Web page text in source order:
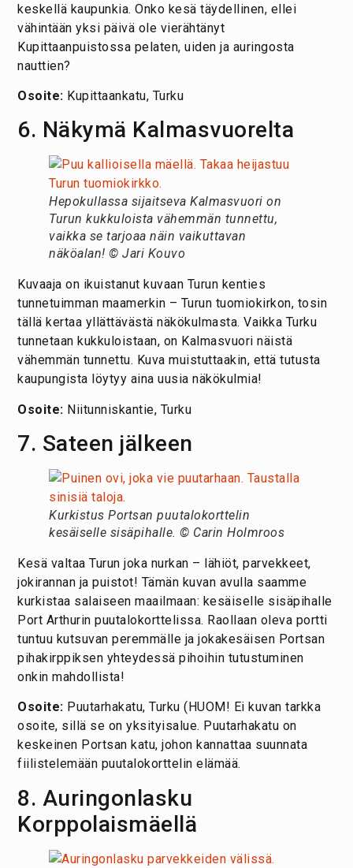
keskellä kaupunkia. Onko kesä täydellinen, ellei
vähintään yksi päivä ole vierähtänyt
Kupittaanpuistossa pelaten, uiden ja auringosta
nauttien?
Osoite: Kupittaankatu, Turku
6. Näkymä Kalmasvuorelta
Hepokullassa sijaitseva Kalmasvuori on
Turun kukkuloista vähemmän tunnettu,
vaikka se tarjoaa näin vaikuttavan
näköalan! © Jari Kouvo
Kuvaaja on ikuistanut kuvaan Turun kenties
tunnetuimman maamerkin – Turun tuomiokirkon, tosin
tällä kertaa yllättävästä näkökulmasta. Vaikka Turku
tunnetaan kukkuloistaan, on Kalmasvuori näistä
vähemmän tunnettu. Kuva muistuttaakin, että tutusta
kaupungista löytyy aina uusia näkökulmia!
Osoite: Niitunniskantie, Turku
7. Sateen jälkeen
Kurkistus Portsan puutalokorttelin
kesäiselle sisäpihalle. © Carin Holmroos
Kesä valtaa Turun joka nurkan – lähiöt, parvekkeet,
jokirannan ja puistot! Tämän kuvan avulla saamme
kurkistaa salaiseen maailmaan: kesäiselle sisäpihalle
Port Arthurin puutalokorttelissa. Raollaan oleva portti
tuntuu kutsuvan peremmälle ja jokakesäisen Portsan
pihakirppiksen yhteydessä pihoihin tutustuminen
onkin mahdollista!
Osoite: Puutarhakatu, Turku (HUOM! Ei kuvan tarkka
osoite, sillä se on yksityisalue. Puutarhakatu on
keskeinen Portsan katu, johon kannattaa suunnata
fiilistelemään puutalokorttelin elämää.
8. Auringonlasku
Korppolaismäellä